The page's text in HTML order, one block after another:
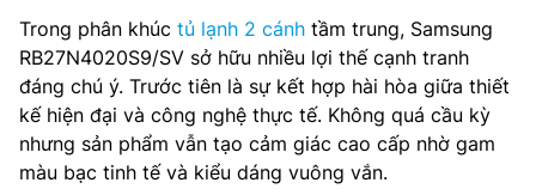
Trong phân khúc tủ lạnh 2 cánh tầm trung, Samsung
RB27N4020S9/SV sở hữu nhiều lợi thế cạnh tranh
đáng chú ý. Trước tiên là sự kết hợp hài hòa giữa thiết
kế hiện đại và công nghệ thực tế. Không quá cầu kỳ
nhưng sản phẩm vẫn tạo cảm giác cao cấp nhờ gam
màu bạc tinh tế và kiểu dáng vuông vắn.